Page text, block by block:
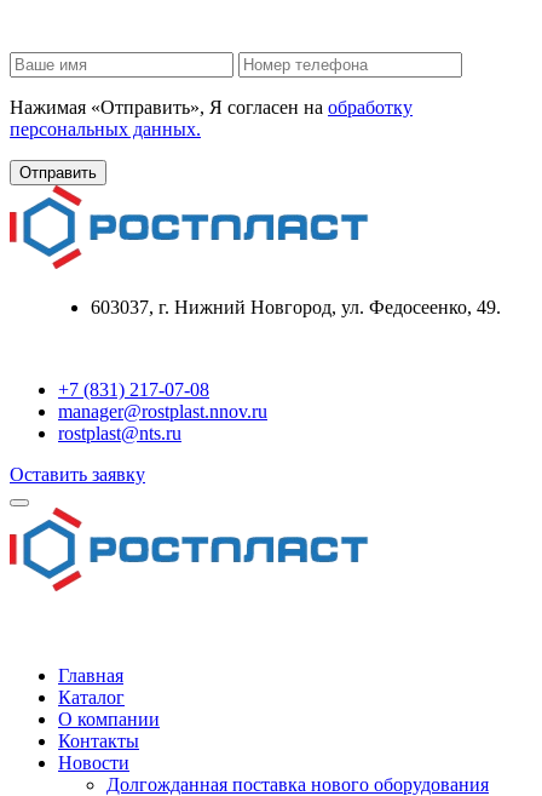
Нажимая «Отправить», Я согласен на обработку
персональных данных.
603037, г. Нижний Новгород, ул. Федосеенко, 49.
+7 (831) 217-07-08
manager@rostplast.nnov.ru
rostplast@nts.ru
Оставить заявку
Главная
Каталог
О компании
Контакты
Новости
Долгожданная поставка нового оборудования